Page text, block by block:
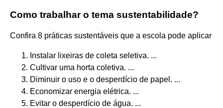
Como trabalhar o tema sustentabilidade?
Confira 8 práticas sustentáveis que a escola pode aplicar
Instalar lixeiras de coleta seletiva. ...
Cultivar uma horta coletiva. ...
Diminuir o uso e o desperdício de papel. ...
Economizar energia elétrica. ...
Evitar o desperdício de água. ...